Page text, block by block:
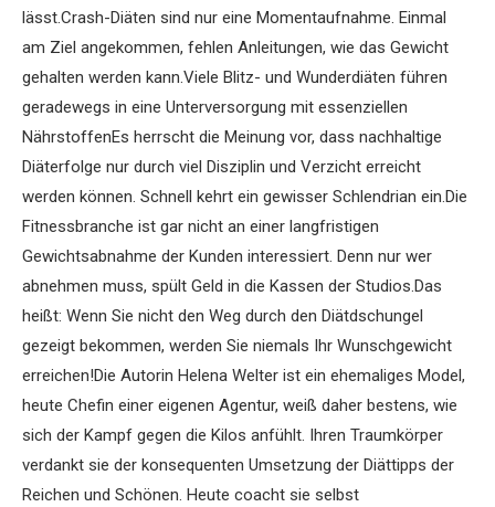
lässt.Crash-Diäten sind nur eine Momentaufnahme. Einmal
am Ziel angekommen, fehlen Anleitungen, wie das Gewicht
gehalten werden kann.Viele Blitz- und Wunderdiäten führen
geradewegs in eine Unterversorgung mit essenziellen
NährstoffenEs herrscht die Meinung vor, dass nachhaltige
Diäterfolge nur durch viel Disziplin und Verzicht erreicht
werden können. Schnell kehrt ein gewisser Schlendrian ein.Die
Fitnessbranche ist gar nicht an einer langfristigen
Gewichtsabnahme der Kunden interessiert. Denn nur wer
abnehmen muss, spült Geld in die Kassen der Studios.Das
heißt: Wenn Sie nicht den Weg durch den Diätdschungel
gezeigt bekommen, werden Sie niemals Ihr Wunschgewicht
erreichen!Die Autorin Helena Welter ist ein ehemaliges Model,
heute Chefin einer eigenen Agentur, weiß daher bestens, wie
sich der Kampf gegen die Kilos anfühlt. Ihren Traumkörper
verdankt sie der konsequenten Umsetzung der Diättipps der
Reichen und Schönen. Heute coacht sie selbst